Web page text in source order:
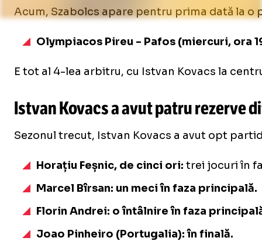
Acum, Szabolcs apare pentru prima dată la o
Olympiacos Pireu - Pafos (miercuri, ora
E tot al 4-lea arbitru, cu Istvan Kovacs la
Istvan Kovacs a avut patru rezerve
Sezonul trecut, Istvan Kovacs a avut opt
Horațiu Feșnic, de cinci ori: trei jocuri în
Marcel Bîrsan: un meci în faza principală.
Florin Andrei: o întâlnire în faza
Joao Pinheiro (Portugalia): în finală.